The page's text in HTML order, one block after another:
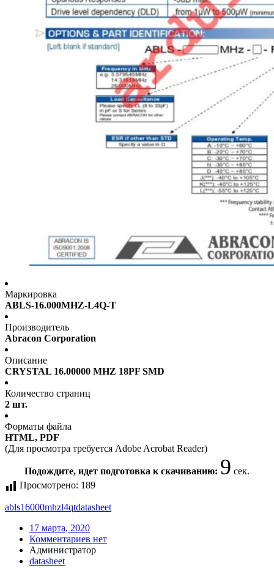
Маркировка
ABLS-16.000MHZ-L4Q-T
Производитель
Abracon Corporation
Описание
CRYSTAL 16.00000 MHZ 18PF SMD
Количество страниц
2 шт.
Форматы файла
HTML, PDF
(Для просмотра требуется Adobe Acrobat Reader)
Подождите, идет подготовка к скачиванию: 9 сек.
Просмотрено: 189
abls16000mhzl4qtdatasheet
17 марта, 2020
Комментариев нет
Администратор
datasheet